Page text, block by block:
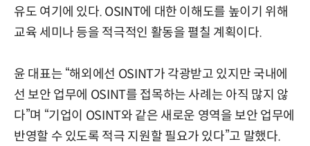
유도 여기에 있다. OSINT에 대한 이해도를 높이기 위해
교육 세미나 등을 적극적인 활동을 펼칠 계획이다.
윤 대표는 “해외에선 OSINT가 각광받고 있지만 국내에
선 보안 업무에 OSINT를 접목하는 사례는 아직 많지 않
다”며 “기업이 OSINT와 같은 새로운 영역을 보안 업무에
반영할 수 있도록 적극 지원할 필요가 있다”고 말했다.